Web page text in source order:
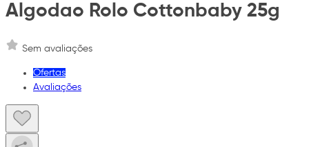
Algodao Rolo Cottonbaby 25g
Sem avaliações
Ofertas
Avaliações